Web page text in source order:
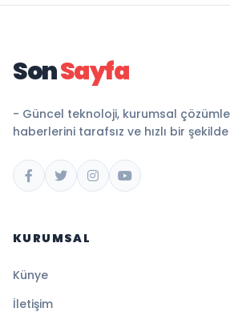
SonSayfa
- Güncel teknoloji, kurumsal
haberlerini tarafsız ve hızlı bir
KURUMSAL
Künye
İletişim